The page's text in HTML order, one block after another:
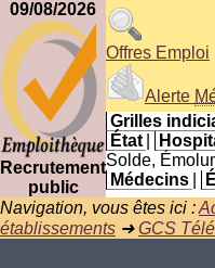
09/08/2026
Recrutement
public
Offres Emploi
Alerte
Grilles
État
Solde,
Médecins
Navigation, vous êtes ici :
établissements ➜GCS